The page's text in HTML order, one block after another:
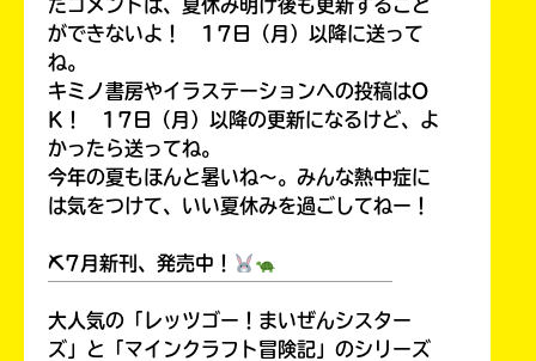
たコメントは、夏休み明け後も更新すること
ができないよ！ 17日（月）以降に送って
ね。
キミノ書房やイラステーションへの投稿はO
K！ 17日（月）以降の更新になるけど、よ
かったら送ってね。
今年の夏もほんと暑いね～。みんな熱中症に
は気をつけて、いい夏休みを過ごしてねー！
⛏7月新刊、発売中！
大人気の「レッツゴー！まいぜんシスター
ズ」と「マインクラフト冒険記」のシリーズ